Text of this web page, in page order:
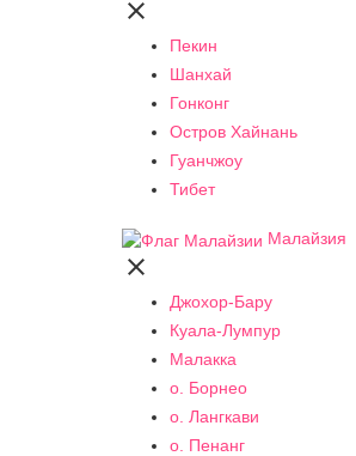

Пекин
Шанхай
Гонконг
Остров Хайнань
Гуанчжоу
Тибет
Малайзия

Джохор-Бару
Куала-Лумпур
Малакка
о. Борнео
о. Лангкави
о. Пенанг